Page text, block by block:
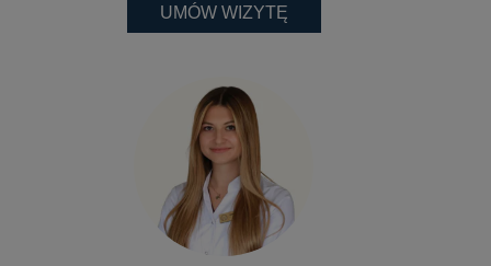
UMÓW WIZYTĘ